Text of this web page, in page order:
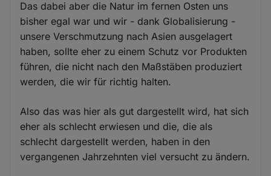
Das dabei aber die Natur im fernen Osten uns
bisher egal war und wir - dank Globalisierung -
unsere Verschmutzung nach Asien ausgelagert
haben, sollte eher zu einem Schutz vor Produkten
führen, die nicht nach den Maßstäben produziert
werden, die wir für richtig halten.
Also das was hier als gut dargestellt wird, hat sich
eher als schlecht erwiesen und die, die als
schlecht dargestellt werden, haben in den
vergangenen Jahrzehnten viel versucht zu ändern.